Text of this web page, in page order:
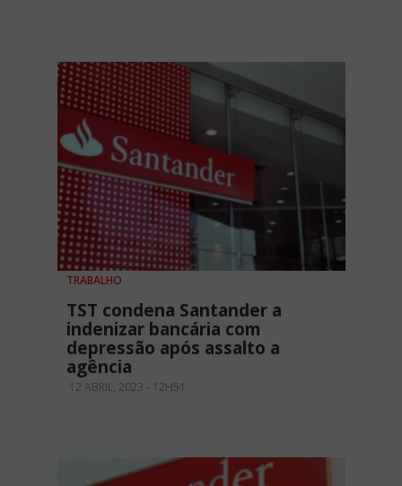
TRABALHO
TST condena Santander a
indenizar bancária com
depressão após assalto a
agência
12 ABRIL, 2023 - 12H51